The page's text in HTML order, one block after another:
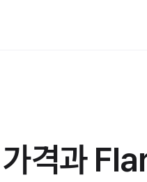
격과